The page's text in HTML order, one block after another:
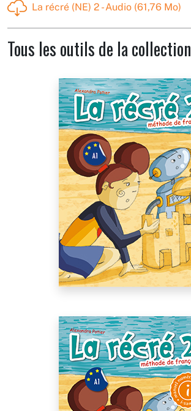
La récré (NE) 2 - Audio (61,76 Mo)
Tous les outils de la collection